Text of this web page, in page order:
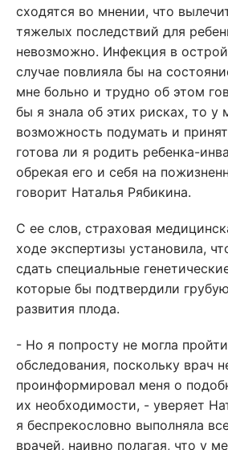
сходятся во мнении, что
тяжелых последствий для
невозможно. Инфекция в
случае повлияла бы на
мне больно и трудно об этом
бы я знала об этих рисках, то у
возможность подумать и
готова ли я родить ребенка-
обрекая его и себя на
говорит Наталья Рябикина.
С ее слов, страховая
ходе экспертизы установила,
сдать специальные
которые бы подтвердили
развития плода.
- Но я попросту не могла
обследования, поскольку врач
проинформировал меня о
их необходимости, - уверяет
я беспрекословно выполняла
врачей, наивно полагая, что у